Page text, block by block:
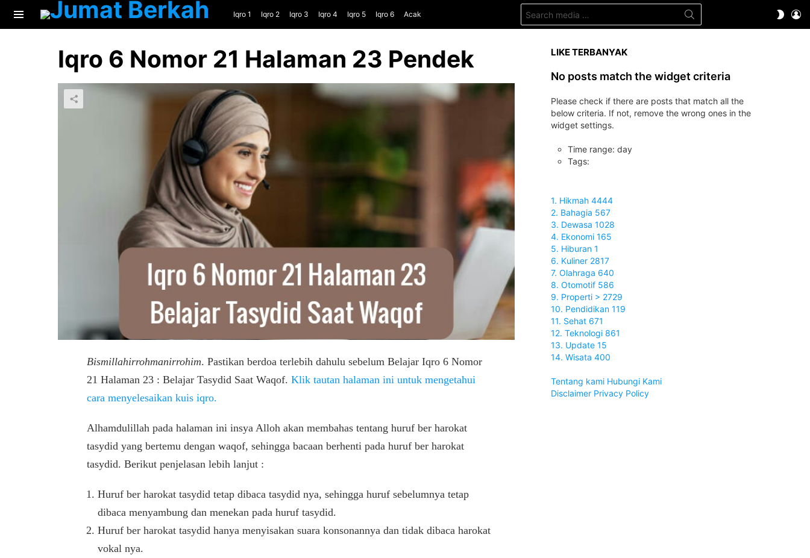
Iqro 1 Iqro 2 Iqro 3 Iqro 4 Iqro 5 Iqro 6 Acak
for:
Iqro 6 Nomor 21 Halaman 23 Pendek
Bismillahirrohmanirrohim. Pastikan berdoa terlebih dahulu sebelum Belajar Iqro 6 Nomor
21 Halaman 23 : Belajar Tasydid Saat Waqof. Klik tautan halaman ini untuk mengetahui
cara menyelesaikan kuis iqro.
Alhamdulillah pada halaman ini insya Alloh akan membahas tentang huruf ber harokat
tasydid yang bertemu dengan waqof, sehingga bacaan berhenti pada huruf ber harokat
tasydid. Berikut penjelasan lebih lanjut :
Huruf ber harokat tasydid tetap dibaca tasydid nya, sehingga huruf sebelumnya tetap
dibaca menyambung dan menekan pada huruf tasydid.
Huruf ber harokat tasydid hanya menyisakan suara konsonannya dan tidak dibaca harokat
vokal nya.
LIKE TERBANYAK
No posts match the widget criteria
Please check if there are posts that match all the
below criteria. If not, remove the wrong ones in the
widget settings.
Time range: day
Tags:
1. Hikmah 4444
2. Bahagia 567
3. Dewasa 1028
4. Ekonomi 165
5. Hiburan 1
6. Kuliner 2817
7. Olahraga 640
8. Otomotif 586
9. Properti > 2729
10. Pendidikan 119
11. Sehat 671
12. Teknologi 861
13. Update 15
14. Wisata 400
Tentang kami Hubungi Kami
Disclaimer Privacy Policy